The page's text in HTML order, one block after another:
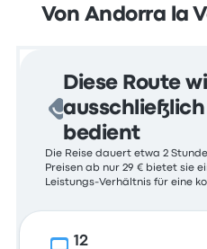
Von Andorra la
Diese Route
bedient
Die Reise dauert etwa 2
Preisen ab nur 29 € bietet sie
Leistungs-Verhältnis für eine
12